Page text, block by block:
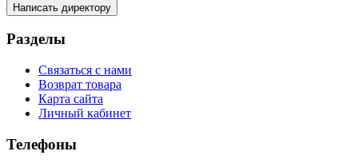
Написать директору
Разделы
Связаться с нами
Возврат товара
Карта сайта
Личный кабинет
Телефоны